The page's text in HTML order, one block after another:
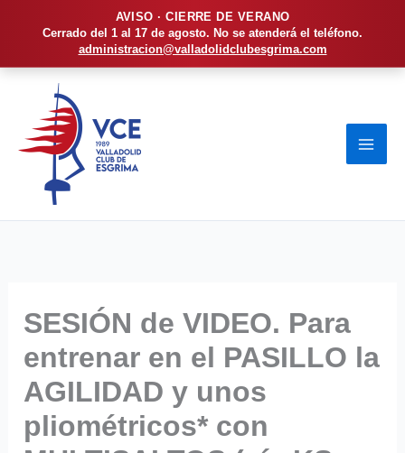
AVISO · CIERRE DE VERANO
Cerrado del 1 al 17 de agosto. No se atenderá el teléfono.
administracion@valladolidclubesgrima.com
contenido
SESIÓN de VIDEO. Para
entrenar en el PASILLO la
AGILIDAD y unos
pliométricos* con